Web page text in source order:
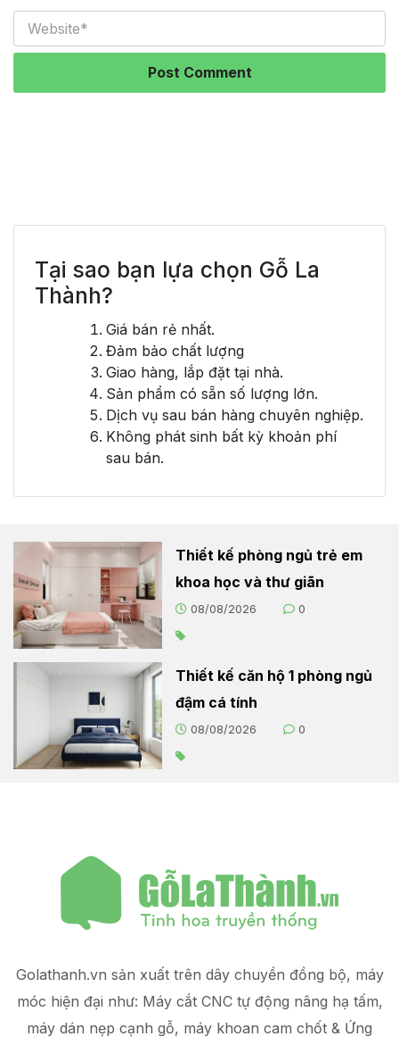
Tại sao bạn lựa chọn Gỗ La
Thành?
Giá bán rẻ nhất.
Đảm bảo chất lượng
Giao hàng, lắp đặt tại nhà.
Sản phẩm có sẵn số lượng lớn.
Dịch vụ sau bán hàng chuyên nghiệp.
Không phát sinh bất kỳ khoản phí
sau bán.
Thiết kế phòng ngủ trẻ em
khoa học và thư giãn
08/08/2026 0
Thiết kế căn hộ 1 phòng ngủ
đậm cá tính
08/08/2026 0
Golathanh.vn sản xuất trên dây chuyền đồng bộ, máy
móc hiện đại như: Máy cắt CNC tự động nâng hạ tấm,
máy dán nẹp cạnh gỗ, máy khoan cam chốt & Ứng